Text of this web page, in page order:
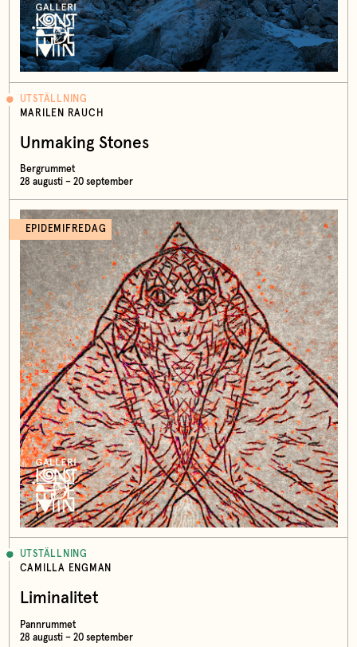
UTSTÄLLNING
MARILEN RAUCH
Unmaking Stones
Bergrummet
28 augusti – 20 september
EPIDEMIFREDAG
UTSTÄLLNING
CAMILLA ENGMAN
Liminalitet
Pannrummet
28 augusti – 20 september